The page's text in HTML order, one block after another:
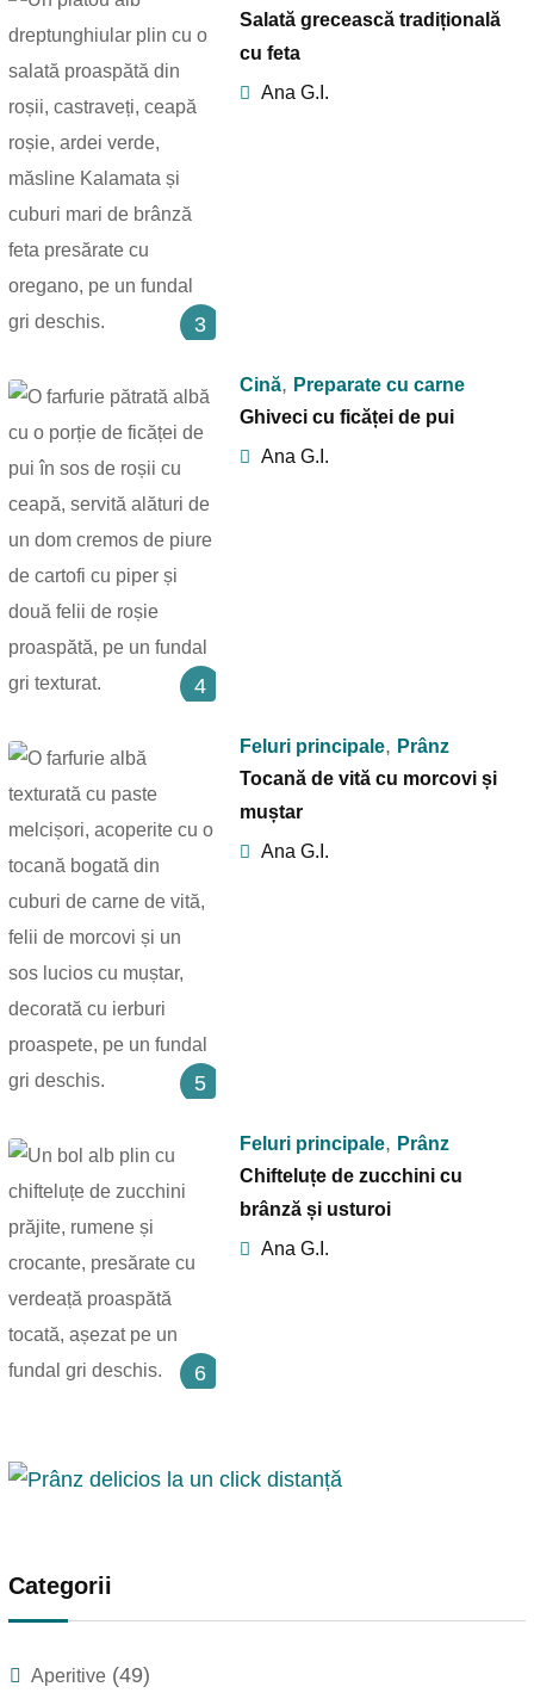
3
Salată grecească tradițională
cu feta
Ana G.I.
4
Cină, Preparate cu carne
Ghiveci cu ficăței de pui
Ana G.I.
5
Feluri principale, Prânz
Tocană de vită cu morcovi și
muștar
Ana G.I.
6
Feluri principale, Prânz
Chifteluțe de zucchini cu
brânză și usturoi
Ana G.I.
Categorii
Aperitive (49)